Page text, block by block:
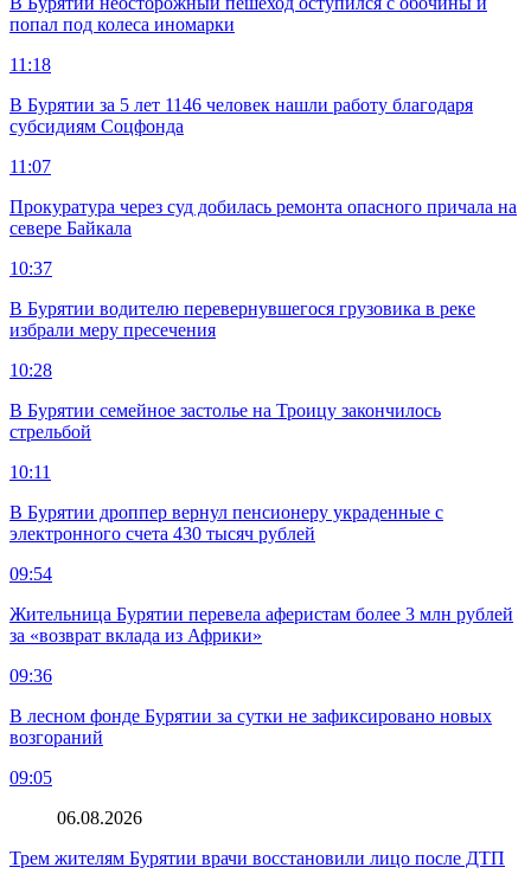
попал под колеса иномарки
11:18
В Бурятии за 5 лет 1146 человек нашли работу благодаря
субсидиям Соцфонда
11:07
Прокуратура через суд добилась ремонта опасного причала на
севере Байкала
10:37
В Бурятии водителю перевернувшегося грузовика в реке
избрали меру пресечения
10:28
В Бурятии семейное застолье на Троицу закончилось
стрельбой
10:11
В Бурятии дроппер вернул пенсионеру украденные с
электронного счета 430 тысяч рублей
09:54
Жительница Бурятии перевела аферистам более 3 млн рублей
за «возврат вклада из Африки»
09:36
В лесном фонде Бурятии за сутки не зафиксировано новых
возгораний
09:05
06.08.2026
Трем жителям Бурятии врачи восстановили лицо после ДТП